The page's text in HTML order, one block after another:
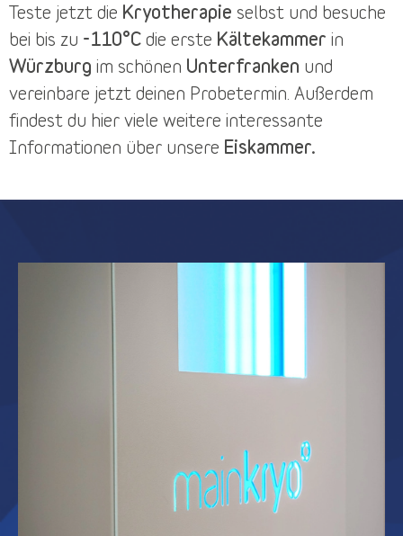
Teste jetzt die Kryotherapie selbst und besuche
bei bis zu -110°C die erste Kältekammer in
Würzburg im schönen Unterfranken und
vereinbare jetzt deinen Probetermin . Außerdem
findest du hier viele weitere interessante
Informationen über unsere Eiskammer.